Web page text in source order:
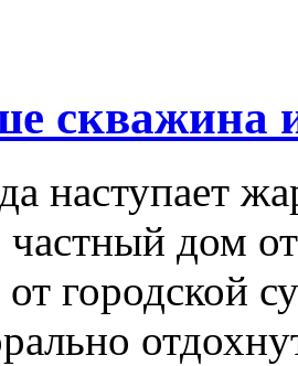
скважина
наступает
дом
от городской